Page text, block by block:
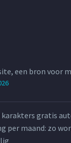
een bron voor
karakters gratis
per maand: zo